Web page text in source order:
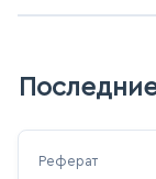
Реферат